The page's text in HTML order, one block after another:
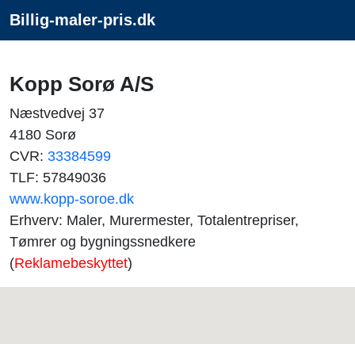
Billig-maler-pris.dk
Kopp Sorø A/S
Næstvedvej 37
4180 Sorø
CVR: 33384599
TLF: 57849036
www.kopp-soroe.dk
Erhverv: Maler, Murermester, Totalentrepriser,
Tømrer og bygningssnedkere
(Reklamebeskyttet)